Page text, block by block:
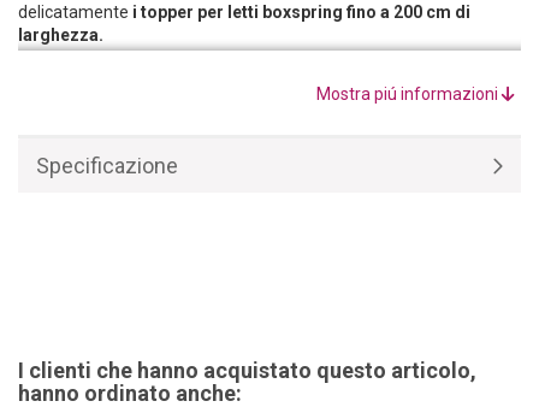
delicatamente i topper per letti boxspring fino a 200 cm di
larghezza.
materie prime di alta qualità, è composto al100% da
Mostra piú informazioni
Specificazione
I clienti che hanno acquistato questo articolo,
hanno ordinato anche: